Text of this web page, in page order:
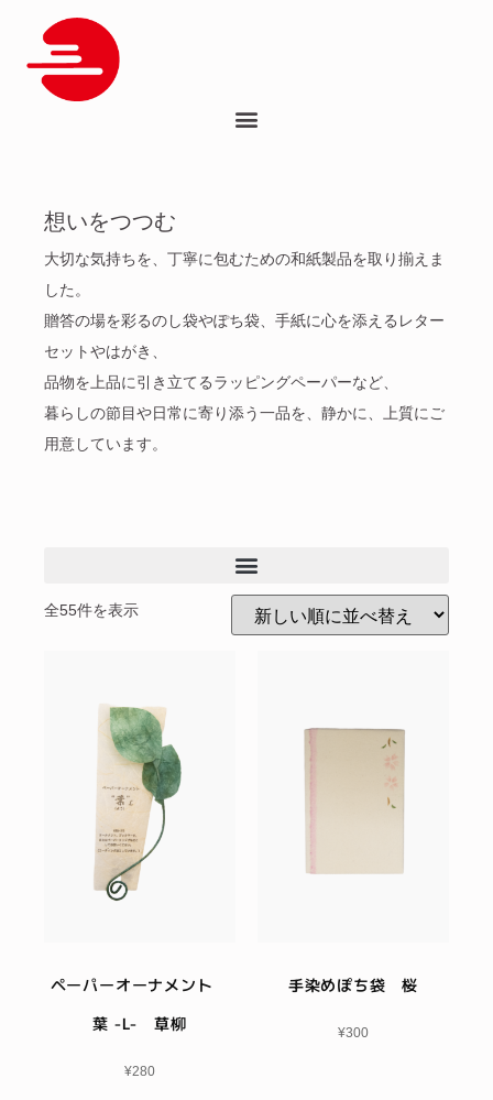
想いをつつむ
大切な気持ちを、丁寧に包むための和紙製品を取り揃えま
した。
贈答の場を彩るのし袋やぽち袋、手紙に心を添えるレター
セットやはがき、
品物を上品に引き立てるラッピングペーパーなど、
暮らしの節目や日常に寄り添う一品を、静かに、上質にご
用意しています。
全55件を表示
ペーパーオーナメント
葉 -L- 草柳
¥280
手染めぽち袋 桜
¥300